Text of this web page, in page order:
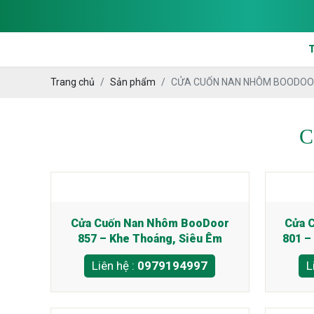
Trang chủ Sản phẩm CỬA CUỐN NAN NHÔM
Cửa Cuốn Nan Nhôm BooDoor
857 – Khe Thoáng, Siêu Êm
Liên hệ : 0979194997
Cửa
801